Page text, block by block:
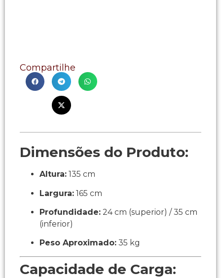
Compartilhe
Dimensões do Produto:
Altura: 135 cm
Largura: 165 cm
Profundidade: 24 cm (superior) / 35 cm
(inferior)
Peso Aproximado: 35 kg
Capacidade de Carga: